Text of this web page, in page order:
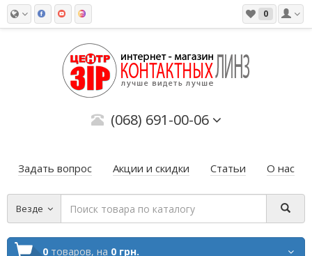
0
(068) 691-00-06
Задать вопрос Акции и скидки Статьи О нас
Везде
0 товаров, на 0 грн.